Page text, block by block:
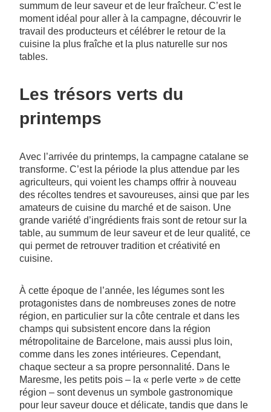
summum de leur saveur et de leur fraîcheur. C’est le
moment idéal pour aller à la campagne, découvrir le
travail des producteurs et célébrer le retour de la
cuisine la plus fraîche et la plus naturelle sur nos
tables.
Les trésors verts du
printemps
Avec l’arrivée du printemps, la campagne catalane se
transforme. C’est la période la plus attendue par les
agriculteurs, qui voient les champs offrir à nouveau
des récoltes tendres et savoureuses, ainsi que par les
amateurs de cuisine du marché et de saison. Une
grande variété d’ingrédients frais sont de retour sur la
table, au summum de leur saveur et de leur qualité, ce
qui permet de retrouver tradition et créativité en
cuisine.
À cette époque de l’année, les légumes sont les
protagonistes dans de nombreuses zones de notre
région, en particulier sur la côte centrale et dans les
champs qui subsistent encore dans la région
métropolitaine de Barcelone, mais aussi plus loin,
comme dans les zones intérieures. Cependant,
chaque secteur a sa propre personnalité. Dans le
Maresme, les petits pois – la « perle verte » de cette
région – sont devenus un symbole gastronomique
pour leur saveur douce et délicate, tandis que dans le